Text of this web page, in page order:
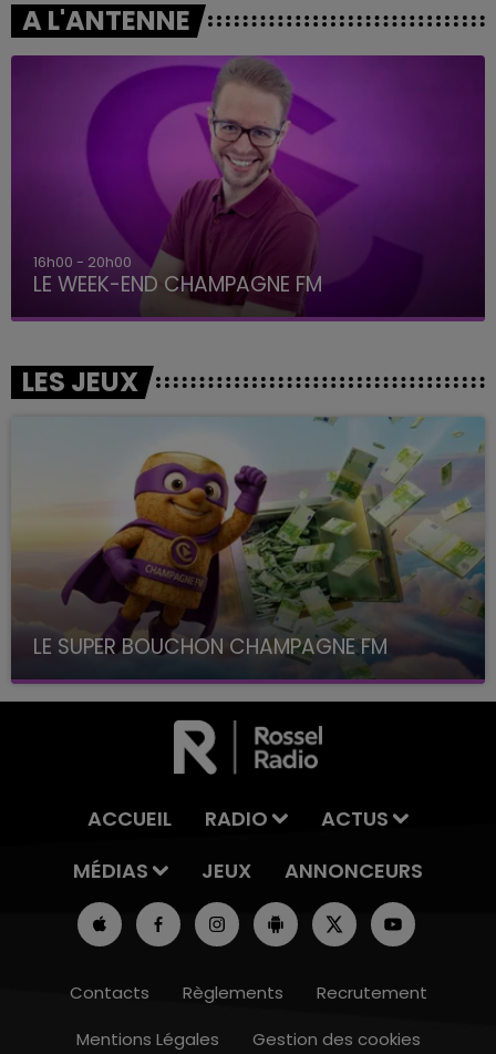
A L'ANTENNE
7h00 - 12h00
LE WEEK-END CHAMPAGNE FM
LES JEUX
LE SUPER BOUCHON CHAMPAGNE FM
avec La Famille Champagne FM, à 8H10
ACCUEIL RADIO
ACTUS
MÉDIAS
JEUX ANNONCEURS
Contacts Règlements
Recrutement
Mentions Légales
Gestion des cookies